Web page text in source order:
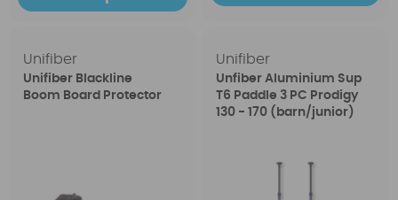
Unifiber
Unifiber Blackline
Boom Board Protector
Unifiber
Unfiber Aluminium Sup
T6 Paddle 3 PC Prodigy
130 - 170 (barn/junior)